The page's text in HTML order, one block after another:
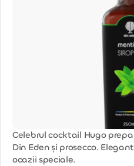
Celebrul cocktail Hugo
Din Eden și prosecco.
ocazii speciale.